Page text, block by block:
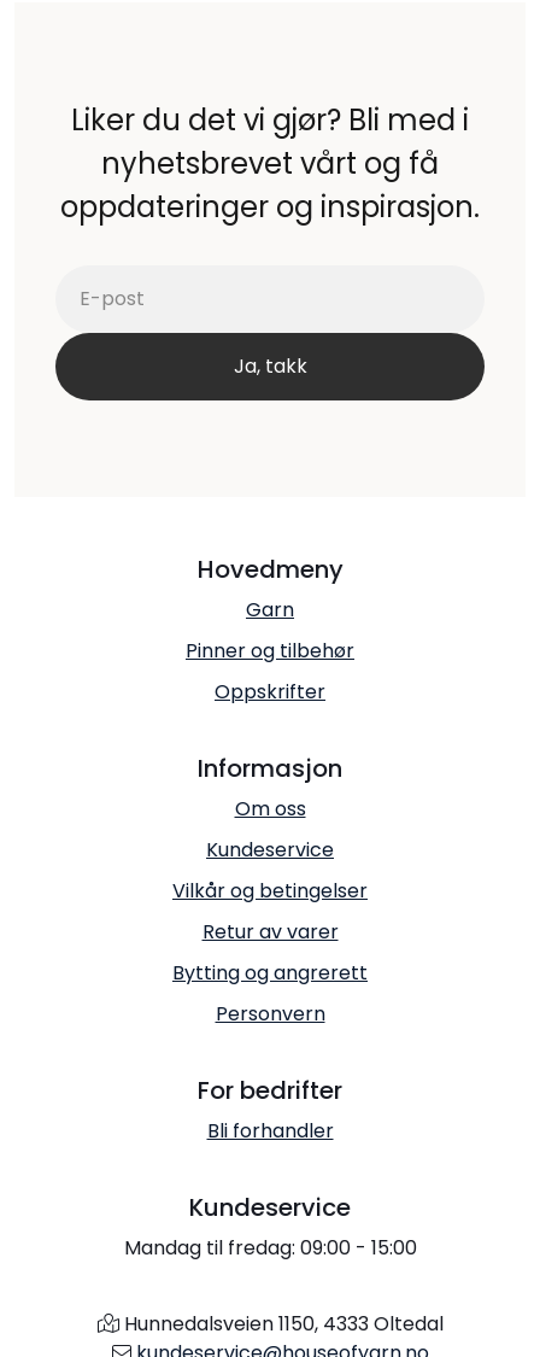
Liker du det vi gjør? Bli med i
nyhetsbrevet vårt og få
oppdateringer og inspirasjon.
Hovedmeny
Garn
Pinner og tilbehør
Oppskrifter
Informasjon
Om oss
Kundeservice
Vilkår og betingelser
Retur av varer
Bytting og angrerett
Personvern
For bedrifter
Bli forhandler
Kundeservice
Mandag til fredag: 09:00 - 15:00
Hunnedalsveien 1150, 4333 Oltedal